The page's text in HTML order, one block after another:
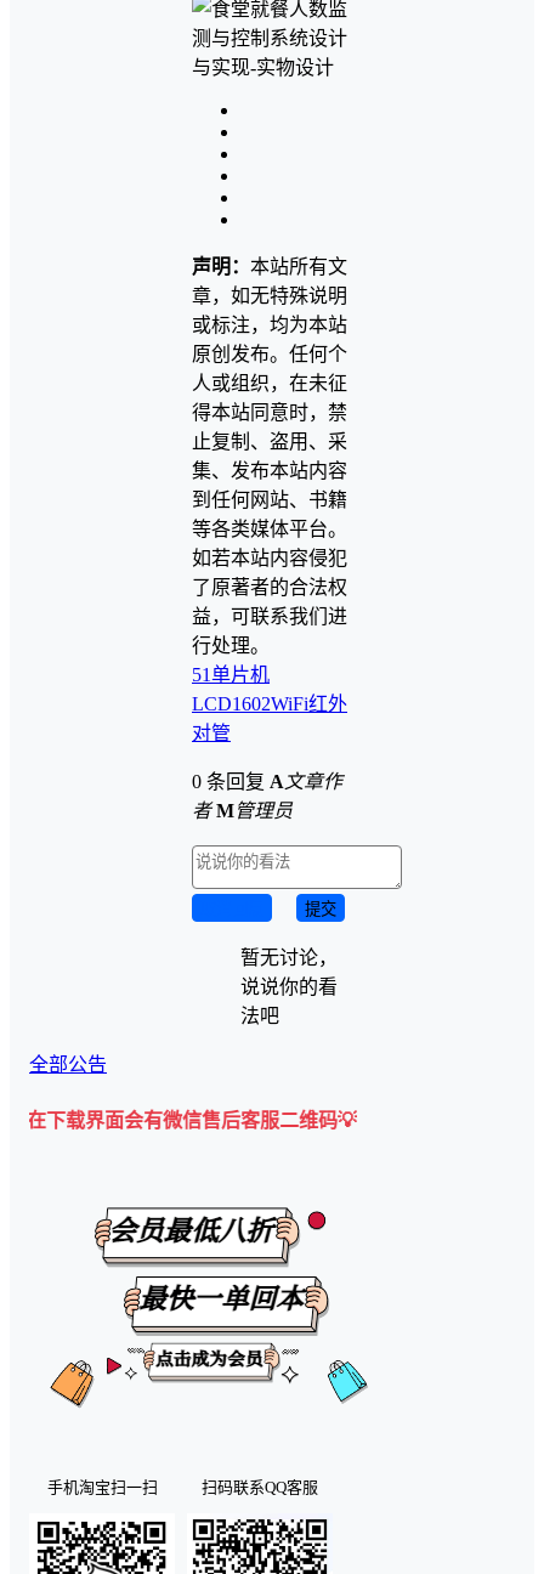
声明： 本站所有文
章，如无特殊说明
或标注，均为本站
原创发布。任何个
人或组织，在未征
得本站同意时，禁
止复制、盗用、采
集、发布本站内容
到任何网站、书籍
等各类媒体平台。
如若本站内容侵犯
了原著者的合法权
益，可联系我们进
行处理。
51单片机
LCD1602WiFi红外
对管
0 条回复 A 文章作
者 M管理员
提交
暂无讨论，
说说你的看
法吧
全部公告
面会有微信售后客服二维码💡
手机淘宝扫一扫 扫码联系QQ客服